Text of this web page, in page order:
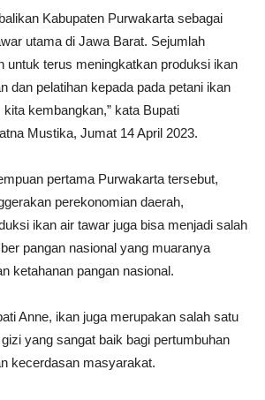
Kabupaten Purwakarta sebagai
utama di Jawa Barat. Sejumlah
untuk terus meningkatkan produksi ikan
dan pelatihan kepada pada petani ikan
kembangkan,” kata Bupati
Mustika, Jumat 14 April 2023.
pertama Purwakarta tersebut,
perekonomian daerah,
ikan air tawar juga bisa menjadi salah
pangan nasional yang muaranya
ketahanan pangan nasional.
Anne, ikan juga merupakan salah satu
yang sangat baik bagi pertumbuhan
kecerdasan masyarakat.